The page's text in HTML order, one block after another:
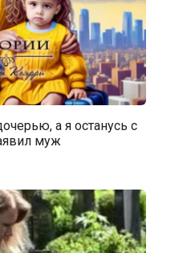
а я останусь с
муж